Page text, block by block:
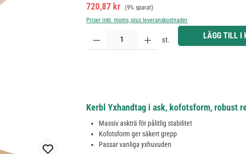
Försäljningspris:
720,87 kr Ordinarie pris:
(9% sparat)
Priser inkl. moms, plus leveranskostnader
Produktkvantitet: Ange önskat belopp eller använd
st. LÄGG TILL I
Kerbl Yxhandtag i ask, kofotsform, robust
Massiv askträ för pålitlig stabilitet
Kofotsform ger säkert grepp
Passar vanliga yxhuvuden